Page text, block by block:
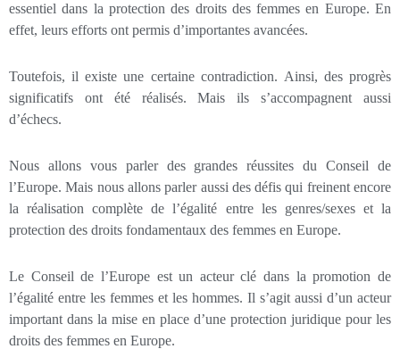
essentiel dans la protection des droits des femmes en Europe. En
effet, leurs efforts ont permis d’importantes avancées.
Toutefois, il existe une certaine contradiction. Ainsi, des progrès
significatifs ont été réalisés. Mais ils s’accompagnent aussi
d’échecs.
Nous allons vous parler des grandes réussites du Conseil de
l’Europe. Mais nous allons parler aussi des défis qui freinent encore
la réalisation complète de l’égalité entre les genres/sexes et la
protection des droits fondamentaux des femmes en Europe.
Le Conseil de l’Europe est un acteur clé dans la promotion de
l’égalité entre les femmes et les hommes. Il s’agit aussi d’un acteur
important dans la mise en place d’une protection juridique pour les
droits des femmes en Europe.